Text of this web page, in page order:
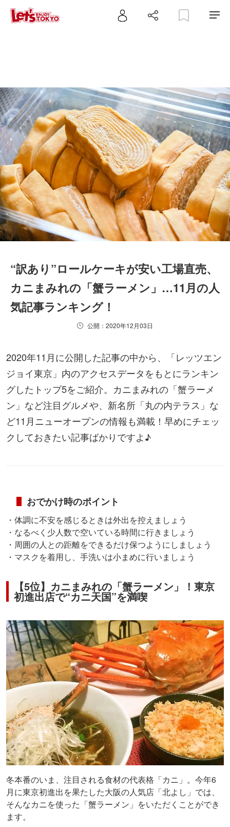
“訳あり”ロールケーキが安い工場直売、
カニまみれの「蟹ラーメン」…11月の人
気記事ランキング！
公開：2020年12月03日
2020年11月に公開した記事の中から、「レッツエン
ジョイ東京」内のアクセスデータをもとにランキン
グしたトップ5をご紹介。カニまみれの「蟹ラーメ
ン」など注目グルメや、新名所「丸の内テラス」な
ど11月ニューオープンの情報も満載！早めにチェッ
クしておきたい記事ばかりですよ♪
おでかけ時のポイント
・体調に不安を感じるときは外出を控えましょう
・なるべく少人数で空いている時間に行きましょう
・周囲の人との距離をできるだけ保つようにしましょう
・マスクを着用し、手洗いは小まめに行いましょう
【5位】カニまみれの「蟹ラーメン」！東京
初進出店で“カニ天国”を満喫
冬本番のいま、注目される食材の代表格「カニ」。今年6
月に東京初進出を果たした大阪の人気店「北よし」では、
そんなカニを使った「蟹ラーメン」をいただくことができ
ます。